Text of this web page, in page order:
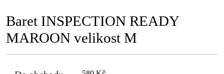
Baret INSPECTION READY
MAROON velikost M